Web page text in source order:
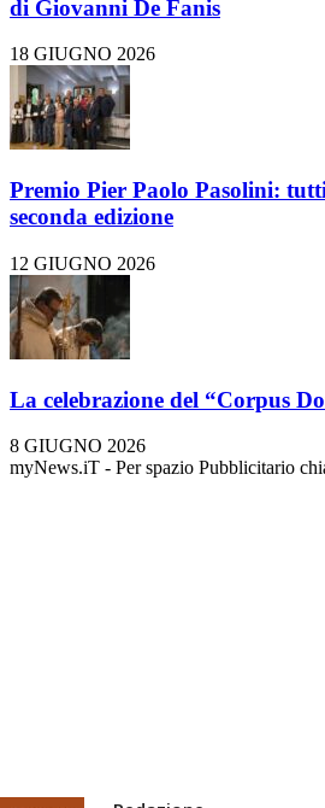
di Giovanni De Fanis
18 GIUGNO 2026
Premio Pier Paolo Pasolini:
seconda edizione
12 GIUGNO 2026
La celebrazione del “Corpus
8 GIUGNO 2026
myNews.iT - Per spazio Pubblicitario